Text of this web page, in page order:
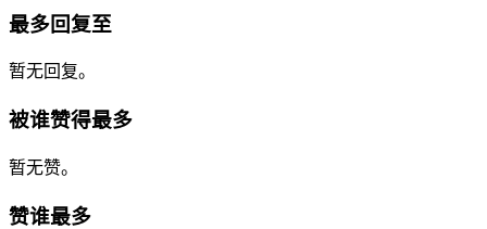
最多回复至
暂无回复。
被谁赞得最多
暂无赞。
赞谁最多